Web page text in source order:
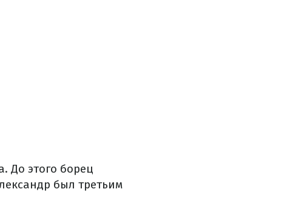
До этого борец
был третьим